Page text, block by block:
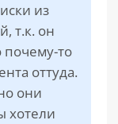
из
т.к. он
почему-то
оттуда.
они
хотели